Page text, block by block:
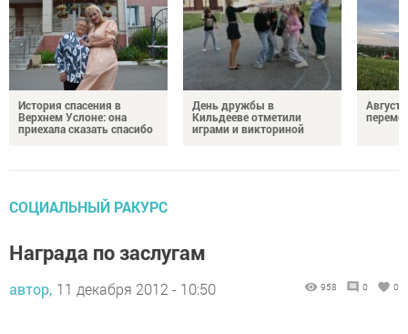
История спасения в
Верхнем Услоне: она
приехала сказать спасибо
День дружбы в
Кильдееве отметили
играми и викториной
Август
СОЦИАЛЬНЫЙ РАКУРС
Награда по заслугам
автор, 11 декабря 2012 - 10:50 958 0 0